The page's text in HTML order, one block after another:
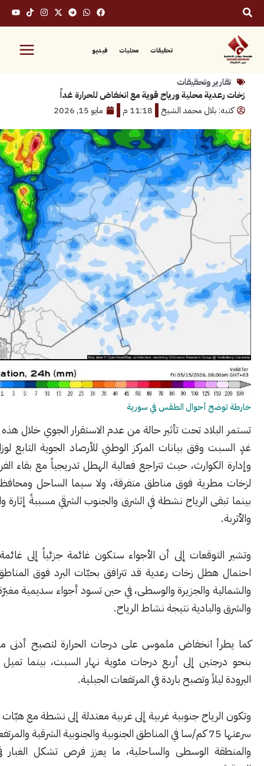
محليات فيديو
وتحقيقات
محلية ورياح قوية مع انخفاض للحرارة غداً
بلال محمد الشيخ
11:18 م مايو 15, 2026
أحوال الطقس في سورية
تحت تأثير حالة من عدم الاستقرار الجوي خلال هذه الليلة ونهار
وفق بيانات المركز الوطني للأرصاد الجوية التابع لوزارة الطوارئ
حيث تتراجع فعالية الهطل تدريجياً مع بقاء الفرص سانحة
فوق مناطق متفرقة، ولا سيما الساحل ومحافظة الحسكة،
الرياح نشطة في الشرق والجنوب الشرقي مسببةً إثارة واسعة للغبار
إلى أن الأجواء ستكون غائمة جزئياً إلى غائمة أحياناً مع
زخات رعدية قد تترافق بحبّات البرد فوق المناطق الساحلية
والجزيرة والوسطى، في حين تسود أجواء سديمية مغبرّة في الجنوب
نتيجة نشاط الرياح.
انخفاض ملموس على درجات الحرارة لتصبح أدنى من معدلاتها
إلى أربع درجات مئوية نهار السبت، بينما تميل الأجواء إلى
وتصبح باردة في المرتفعات الجبلية.
جنوبية غربية إلى غربية معتدلة إلى نشطة مع هبّات قوية تتجاوز
سرعتها 75 كم/سا في المناطق الجنوبية والجنوبية الشرقية والمرتفعات الجبلية
الوسطى والساحلية، ما يعزز فرص تشكل الغبار في المناطق